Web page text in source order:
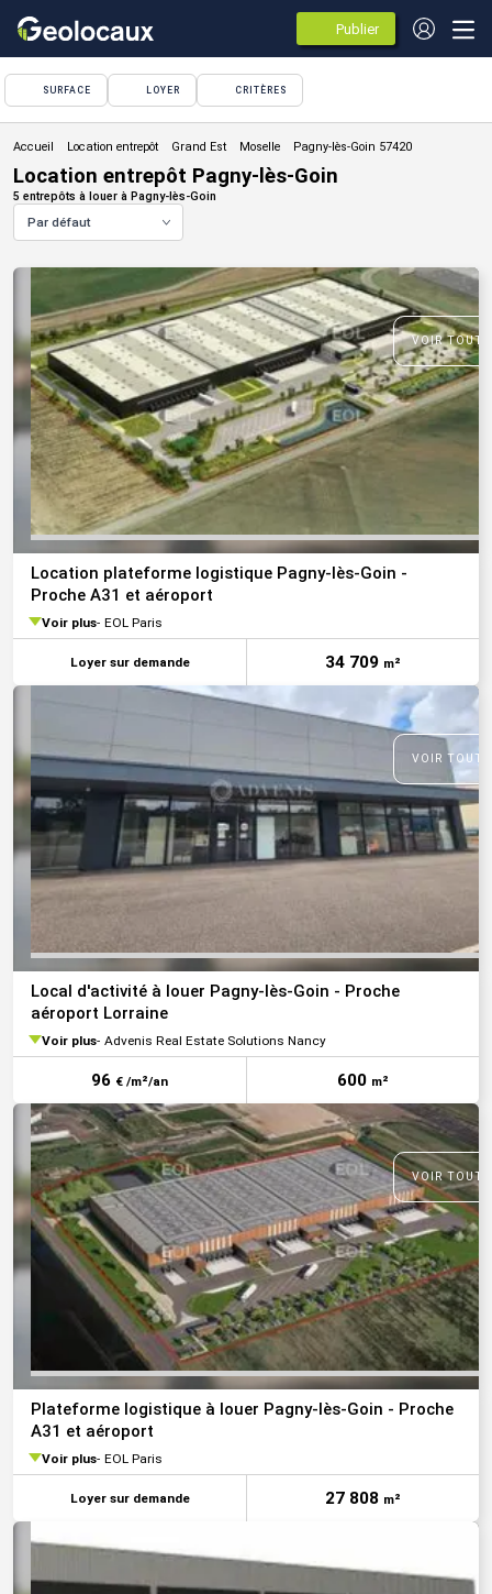
Publier
des
annonces
SURFACE LOYER CRITÈRES
Location entrepôt
Location entrepôt Pagny-lès-Goin
5 entrepôts à louer à Pagny-lès-Goin
Par défaut
VOIR
Location plateforme logistique Pagny-lès-Goin -
Proche A31 et aéroport
Voir plus EOL Paris
Loyer sur demande 34 709 m²
VOIR
Local d'activité à louer Pagny-lès-Goin - Proche
aéroport Lorraine
Voir plus Advenis Real Estate Solutions Nancy
96 € /m²/an 600 m²
VOIR
Plateforme logistique à louer Pagny-lès-Goin - Proche
A31 et aéroport
Voir plus EOL Paris
Loyer sur demande 27 808 m²